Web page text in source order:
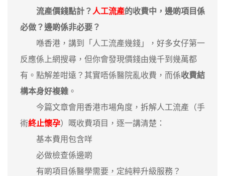
流產價錢點計？ 人工流產的收費中，邊啲項目係
必做？邊啲係非必要？
喺香港，講到「人工流產幾錢」，好多女仔第一
反應係上網搜尋，但你會發現價錢由幾千到幾萬都
有。點解差咁遠？其實唔係醫院亂收費，而係收費結
構本身好複雜 。
今篇文章會用香港市場角度，拆解人工流產（手
術終止懷孕）嘅收費項目，逐一講清楚：
基本費用包含咩
必做檢查係邊啲
有啲項目係醫學需要，定純粹升級服務？